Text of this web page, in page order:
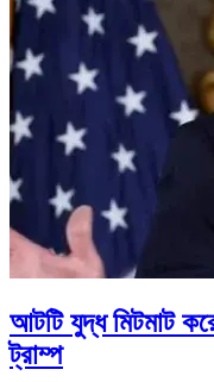
আটটি যুদ্ধ মিটমাট
ট্রাম্প